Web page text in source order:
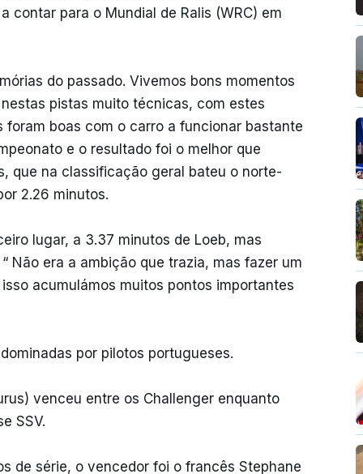
contar para o Mundial de Ralis (WRC) em
do passado. Vivemos bons momentos
pistas muito técnicas, com estes
boas com o carro a funcionar bastante
e o resultado foi o melhor que
que na classificação geral bateu o norte-
2.26 minutos.
lugar, a 3.37 minutos de Loeb, mas
Não era a ambição que trazia, mas fazer um
acumulámos muitos pontos importantes
por pilotos portugueses.
venceu entre os Challenger enquanto
SSV.
de série, o vencedor foi o francês Stephane